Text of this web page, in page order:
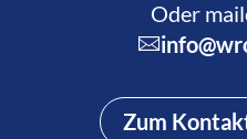
Oder
Zum